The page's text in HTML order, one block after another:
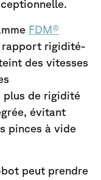
FDM®
rapport rigidité-
des vitesses
plus de rigidité
évitant
pinces à vide
peut prendre